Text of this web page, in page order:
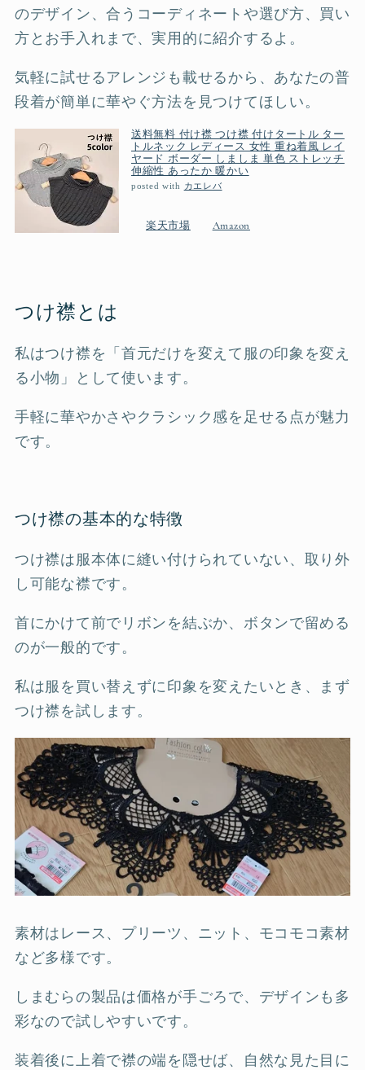
のデザイン、合うコーディネートや選び方、買い
方とお手入れまで、実用的に紹介するよ。
気軽に試せるアレンジも載せるから、あなたの普
段着が簡単に華やぐ方法を見つけてほしい。
送料無料 付け襟 つけ襟 付けタートル ター
トルネック レディース 女性 重ね着風 レイ
ヤード ボーダー しましま 単色 ストレッチ
伸縮性 あったか 暖かい
posted with カエレバ
楽天市場 Amazon
つけ襟とは
私はつけ襟を「首元だけを変えて服の印象を変え
る小物」として使います。
手軽に華やかさやクラシック感を足せる点が魅力
です。
つけ襟の基本的な特徴
つけ襟は服本体に縫い付けられていない、取り外
し可能な襟です。
首にかけて前でリボンを結ぶか、ボタンで留める
のが一般的です。
私は服を買い替えずに印象を変えたいとき、まず
つけ襟を試します。
素材はレース、プリーツ、ニット、モコモコ素材
など多様です。
しまむらの製品は価格が手ごろで、デザインも多
彩なので試しやすいです。
装着後に上着で襟の端を隠せば、自然な見た目に